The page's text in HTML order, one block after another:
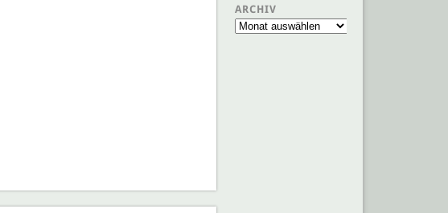
ARCHIV
Archiv